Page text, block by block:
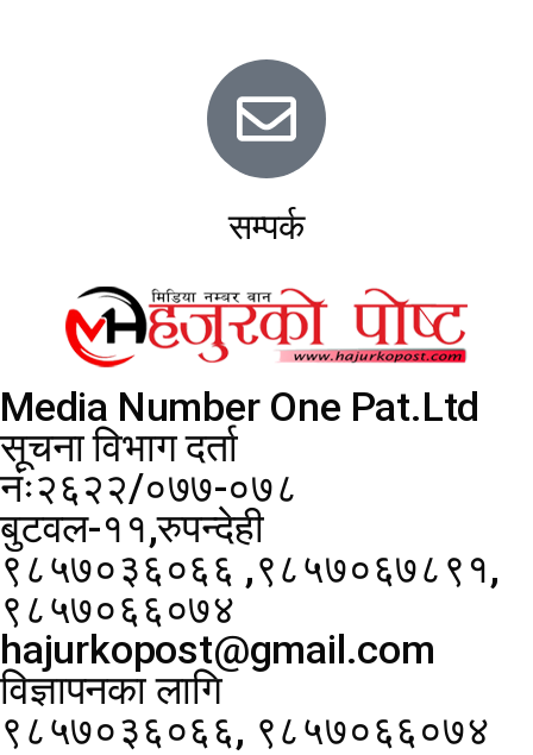
सम्पर्क
Media Number One Pat.Ltd
सूचना विभाग दर्ता
नंः२६२२/०७७-०७८
बुटवल-११,रुपन्देही
९८५७०३६०६६ ,९८५७०६७८९१,
९८५७०६६०७४
hajurkopost@gmail.com
विज्ञापनका लागि
९८५७०३६०६६, ९८५७०६६०७४